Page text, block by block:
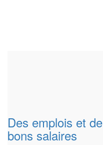
Des emplois et de
bons salaires